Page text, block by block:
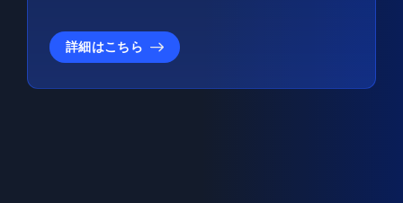
詳細はこちら